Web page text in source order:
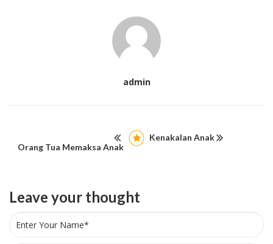
admin
Orang Tua Memaksa Anak
Kenakalan Anak
Leave your thought